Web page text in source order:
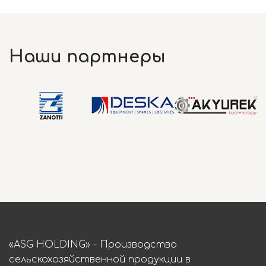
Наши партнеры
«ASG HOLDING» - Производство
сельскохозяйственной продукции в